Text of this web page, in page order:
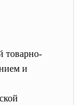
товарно-
и